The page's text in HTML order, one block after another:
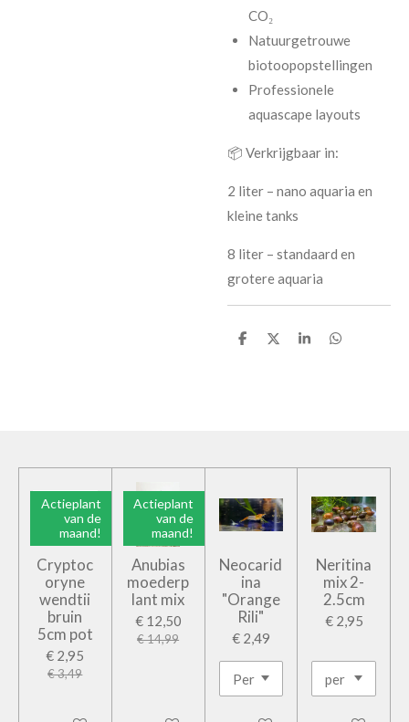
CO₂
Natuurgetrouwe
biotoopopstellingen
Professionele
aquascape layouts
📦 Verkrijgbaar in:
2 liter – nano aquaria en
kleine tanks
8 liter – standaard en
grotere aquaria
D
D
S
D
Actieplant
van de
maand!
Cryptoc
oryne
wendtii
bruin
5cm pot
€ 2,95
€ 3,49
Actieplant
van de
maand!
Anubias
moederp
lant mix
€ 12,50
€ 14,99
Neocarid
ina
"Orange
Rili"
€ 2,49
Neritina
mix 2-
2.5cm
€ 2,95